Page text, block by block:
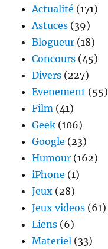
Actualité (171)
Astuces (39)
Blogueur (18)
Concours (45)
Divers (227)
Evenement (55)
Film (41)
Geek (106)
Google (23)
Humour (162)
iPhone (1)
Jeux (28)
Jeux videos (61)
Liens (6)
Materiel (33)